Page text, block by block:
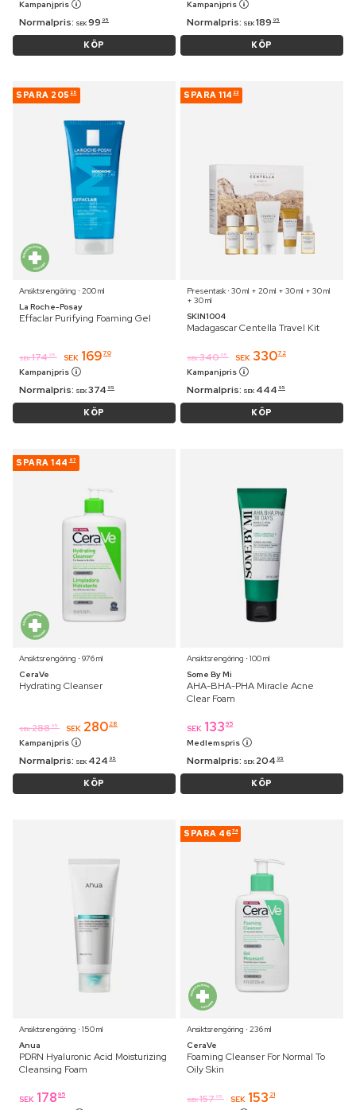
Kampanjpris
Normalpris: SEK 99 95
KÖP
Kampanjpris
Normalpris: SEK 189 95
KÖP
SPARA 205 25
Ansiktsrengöring ⋅ 200 ml
La Roche-Posay
Effaclar Purifying Foaming Gel
SEK 174 95 SEK 169 70
Kampanjpris
Normalpris: SEK 374 95
KÖP
SPARA 114 23
Presentask ⋅ 30 ml + 20 ml + 30 ml + 30 ml
+ 30 ml
SKIN1004
Madagascar Centella Travel Kit
SEK 340 95 SEK 33072
Kampanjpris
Normalpris: SEK 444 95
KÖP
SPARA 144 67
Ansiktsrengöring ⋅ 976 ml
CeraVe
Hydrating Cleanser
SEK 288 95 SEK 280 28
Kampanjpris
Normalpris: SEK 424 95
KÖP
Ansiktsrengöring ⋅ 100 ml
Some By Mi
AHA-BHA-PHA Miracle Acne
Clear Foam
SEK 133 95
Medlemspris
Normalpris: SEK 204 95
KÖP
Ansiktsrengöring ⋅ 150 ml
Anua
PDRN Hyaluronic Acid Moisturizing
Cleansing Foam
SEK 178 95
SPARA 4674
Ansiktsrengöring ⋅ 236 ml
CeraVe
Foaming Cleanser For Normal To
Oily Skin
SEK 157 95 SEK 153 21